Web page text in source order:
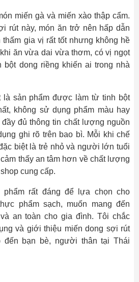
miến gà và miến xào thập cẩm.
rút này, món ăn trở nên hấp dẫn
gia vị rất tốt nhưng không hề
ăn vừa dai vừa thơm, có vị ngọt
dong riềng khiến ai trong nhà
là sản phẩm được làm từ tinh bột
không sử dụng phẩm màu hay
đầy đủ thông tin chất lượng nguồn
ghi rõ trên bao bì. Mỗi khi chế
biệt là trẻ nhỏ và người lớn tuổi
thấy an tâm hơn về chất lượng
cung cấp.
rất đáng để lựa chọn cho
phẩm sạch, muốn mang đến
an toàn cho gia đình. Tôi chắc
và giới thiệu miến dong sợi rút
đến bạn bè, người thân tại Thái